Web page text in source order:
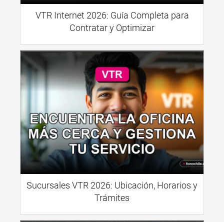
VTR Internet 2026: Guía Completa para
Contratar y Optimizar
Sucursales VTR 2026: Ubicación, Horarios y
Trámites